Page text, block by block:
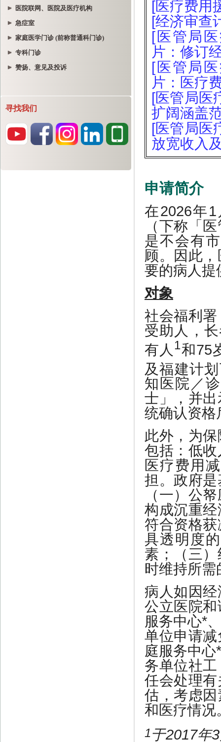
医院联网、医院及医疗机构
急症室
家庭医学门诊 (前称普通科门诊)
专科门诊
赞扬、意见及投诉
寻找我们